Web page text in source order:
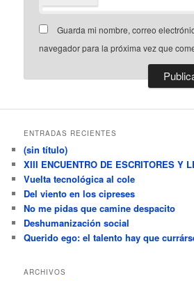
Guarda mi nombre, correo
navegador para la próxima vez que
ENTRADAS RECIENTES
(sin título)
XIII ENCUENTRO DE ESCRITORES Y
Vuelta tecnológica al cole
Del viento en los cipreses
No me pidas que camine despacito
Deshumanización social
Querido ego: el talento hay que
ARCHIVOS